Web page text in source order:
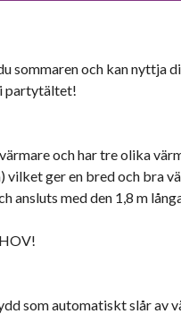
sommaren och kan nyttja
i partytältet!
och har tre olika
ger en bred och bra
ansluts med den 1,8 m
som automatiskt slår av